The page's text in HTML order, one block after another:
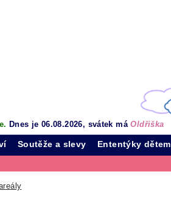
Dnes je 06.08.2026, svátek máOldřiška
Soutěže a slevy Ententýky dětem